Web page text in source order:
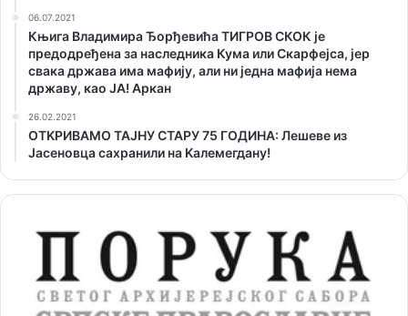
06.07.2021
Књига Владимира Ђорђевића ТИГРОВ СКОК је
предодређена за наследника Кума или Скарфејса, јер
свака држава има мафију, али ни једна мафија нема
државу, као ЈА! Аркан
26.02.2021
ОТKРИВАМО ТАЈНУ СТАРУ 75 ГОДИНА: Лешеве из
Јасеновца сахранили на Kалемегдану!